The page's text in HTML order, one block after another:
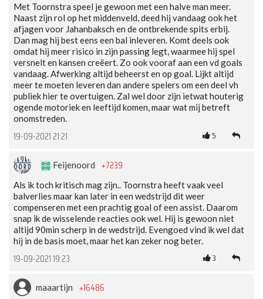
Met Toornstra speel je gewoon met een halve man meer.
Naast zijn rol op het middenveld, deed hij vandaag ook het
afjagen voor Jahanbaksch en de ontbrekende spits erbij.
Dan mag hij best eens een bal inleveren. Komt deels ook
omdat hij meer risico in zijn passing legt, waarmee hij spel
versnelt en kansen creëert. Zo ook vooraf aan een vd goals
vandaag. Afwerking altijd beheerst en op goal. Lijkt altijd
meer te moeten leveren dan andere spelers om een deel vh
publiek hier te overtuigen. Zal wel door zijn ietwat houterig
ogende motoriek en leeftijd komen, maar wat mij betreft
onomstreden.
19-09-2021 21:21 5
Feijenoord +7239
Als ik toch kritisch mag zijn.. Toornstra heeft vaak veel
balverlies maar kan later in een wedstrijd dit weer
compenseren met een prachtig goal of een assist. Daarom
snap ik de wisselende reacties ook wel. Hij is gewoon niet
altijd 90min scherp in de wedstrijd. Evengoed vind ik wel dat
hij in de basis moet, maar het kan zeker nog beter.
19-09-2021 19:23 3
maaartijn +16486